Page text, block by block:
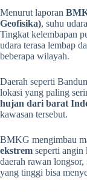
Menurut laporan
Geofisika), suhu
Tingkat kelembapan
udara terasa lembap
beberapa wilayah.
Daerah seperti
lokasi yang paling
hujan dari barat
kawasan tersebut.
BMKG mengimbau
ekstrem seperti angin
daerah rawan
yang tinggi bisa